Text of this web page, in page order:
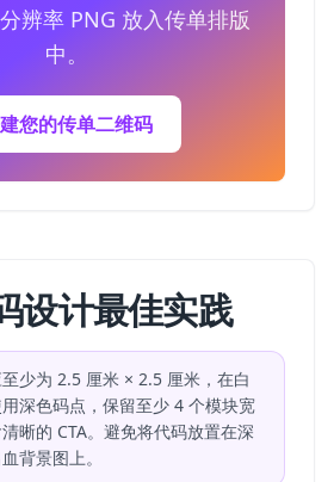
辨率 PNG 放入传单排版
中。
您的传单二维码
设计最佳实践
少为 2.5 厘米 × 2.5 厘米，在白
深色码点，保留至少 4 个模块宽
晰的 CTA。避免将代码放置在深
背景图上。